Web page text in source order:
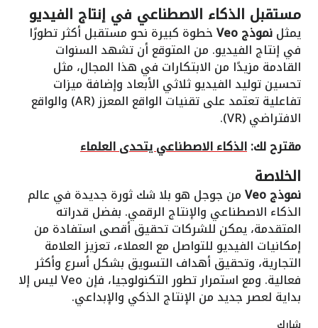
مستقبل الذكاء الاصطناعي في إنتاج الفيديو
يمثلنموذج Veo خطوة كبيرة نحو مستقبل أكثر تطورًا
في إنتاج الفيديو. من المتوقع أن تشهد السنوات
القادمة مزيدًا من الابتكارات في هذا المجال، مثل
تحسين توليد الفيديو ثلاثي الأبعاد وإضافة ميزات
تفاعلية تعتمد على تقنيات الواقع المعزز (AR) والواقع
الافتراضي (VR).
مقترح لك:الذكاء الاصطناعي يتحدى العلماء
الخلاصة
نموذج Veo من جوجل هو بلا شك ثورة جديدة في عالم
الذكاء الاصطناعي والإنتاج الرقمي. بفضل قدراته
المتقدمة، يمكن للشركات تحقيق أقصى استفادة من
إمكانيات الفيديو للتواصل مع العملاء، تعزيز العلامة
التجارية، وتحقيق أهداف التسويق بشكل أسرع وأكثر
فعالية. ومع استمرار تطور التكنولوجيا، فإن Veo ليس إلا
بداية لعصر جديد من الإنتاج الذكي والإبداعي.